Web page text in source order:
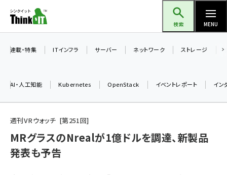
ン
ツ
検索 MENU
加藤銘のチーム貢献～仲間と築いた勝利の絆～ (2308)
iot女子会 (2273)
連載・特集 ITインフラ サーバー ネットワーク ストレージ
AI・人工知能 Kubernetes OpenStack イベントレポート イン
週刊VRウォッチ 第251回
MRグラスのNrealが1億ドルを調達、新製品
発表も予告